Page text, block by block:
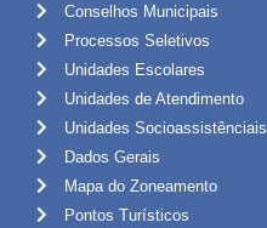
Conselhos Municipais
Processos Seletivos
Unidades Escolares
Unidades de Atendimento
Unidades Socioassistênciais
Dados Gerais
Mapa do Zoneamento
Pontos Turísticos